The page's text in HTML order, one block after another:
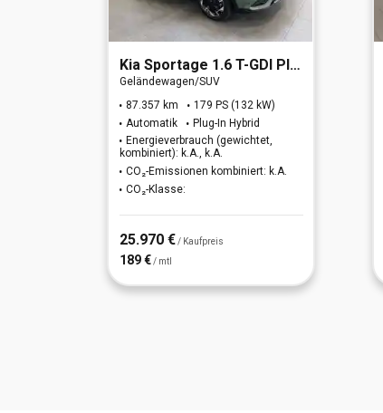
Kia Sportage 1.6 T-GDI Plug-in Hybrid GT-Line 4WD (6d)
Geländewagen/SUV
87.357 km
179 PS (132 kW)
Automatik
Plug-In Hybrid
Energieverbrauch (gewichtet,
kombiniert): k.A., k.A.
CO₂-Emissionen kombiniert: k.A.
CO₂-Klasse:
25.970 € / Kaufpreis
189 € / mtl